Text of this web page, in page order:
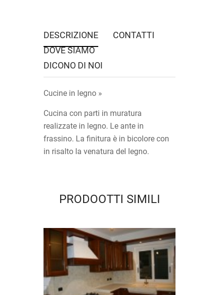
DESCRIZIONE
CONTATTI
DOVE SIAMO
DICONO DI NOI
Cucine in legno »
Cucina con parti in muratura
realizzate in legno. Le ante in
frassino. La finitura è in bicolore con
in risalto la venatura del legno.
PRODOOTTI SIMILI